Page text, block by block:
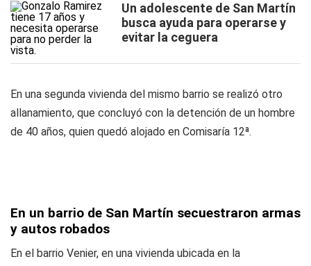
Un adolescente de San Martín
busca ayuda para operarse y
evitar la ceguera
En una segunda vivienda del mismo barrio se realizó otro
allanamiento, que concluyó con la detención de un hombre
de 40 años, quien quedó alojado en Comisaría 12ª.
En un barrio de San Martín secuestraron armas
y autos robados
En el barrio Venier, en una vivienda ubicada en la